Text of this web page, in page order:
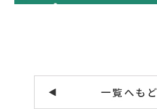
一覧へも